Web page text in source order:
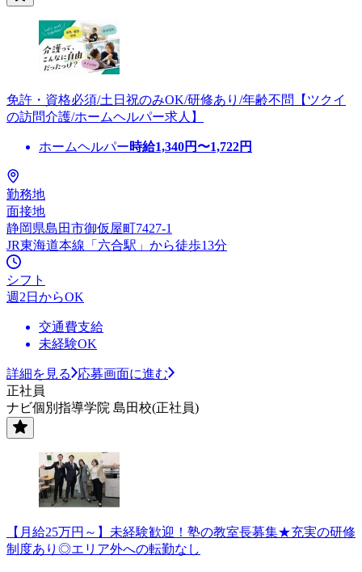
免許・資格必須/土日祝のみOK/研修あり/年齢不問【ツクイ
の訪問介護/ホームヘルパー求人】
ホームヘルパー時給1,340円〜1,722円
勤務地
面接地
静岡県島田市御仮屋町7427-1
JR東海道本線「六合駅」から徒歩13分
シフト
週2日からOK
交通費支給
未経験OK
詳細を見る
応募画面に進む
正社員
ナビ個別指導学院 島田校(正社員)
【月給25万円～】未経験歓迎！塾の教室長募集★充実の研修
制度あり◎エリア外への転勤なし